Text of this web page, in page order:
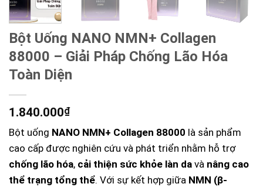
Bột Uống NANO NMN+ Collagen
88000 – Giải Pháp Chống Lão Hóa
Toàn Diện
1.840.000₫
Bột uống NANO NMN+ Collagen 88000 là sản phẩm
cao cấp được nghiên cứu và phát triển nhằm hỗ trợ
chống lão hóa, cải thiện sức khỏe làn da và nâng cao
thể trạng tổng thể. Với sự kết hợp giữa NMN (β-